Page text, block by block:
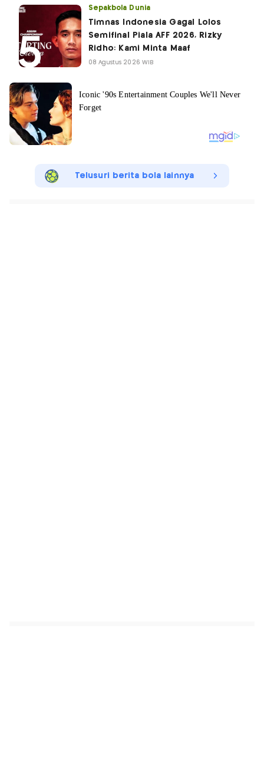
Sepakbola Dunia
Timnas Indonesia Gagal Lolos
Semifinal Piala AFF 2026, Rizky
Ridho: Kami Minta Maaf
08 Agustus 2026 WIB
Telusuri berita bola lainnya